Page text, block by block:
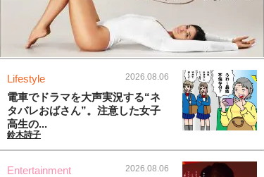
Lifestyle 2026.08.06
電車でドラマを大声実況する“ネ
タバレおばさん”。注意した女子
高生の...
鈴木詩子
Entertainment 2026.08.06